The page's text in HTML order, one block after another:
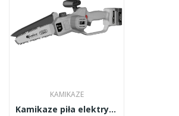
KAMIKAZE
Kamikaze piła elektryczna KVS2000